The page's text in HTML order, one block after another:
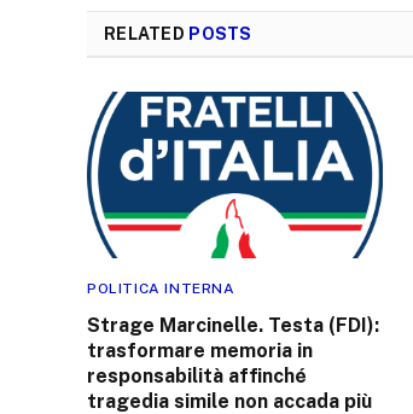
RELATED POSTS
POLITICA INTERNA
Strage Marcinelle. Testa (FDI):
trasformare memoria in
responsabilità affinché
tragedia simile non accada più